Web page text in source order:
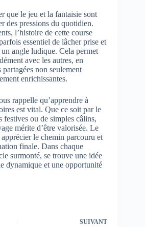
que le jeu et la fantaisie sont
des pressions du quotidien.
l’histoire de cette course
essentiel de lâcher prise et
angle ludique. Cela permet
avec les autres, en
non seulement
enrichissantes.
rappelle qu’apprendre à
est vital. Que ce soit par le
festives ou de simples câlins,
mérite d’être valorisée. Le
le chemin parcouru et
finale. Dans chaque
surmonté, se trouve une idée
dynamique et une opportunité
SUIVANT